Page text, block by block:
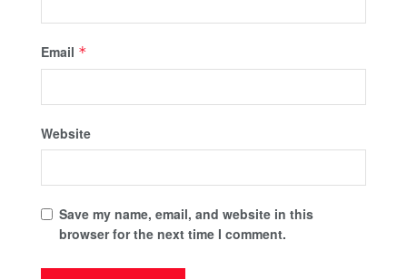
Email *
Website
Save my name, email, and website in this
browser for the next time I comment.